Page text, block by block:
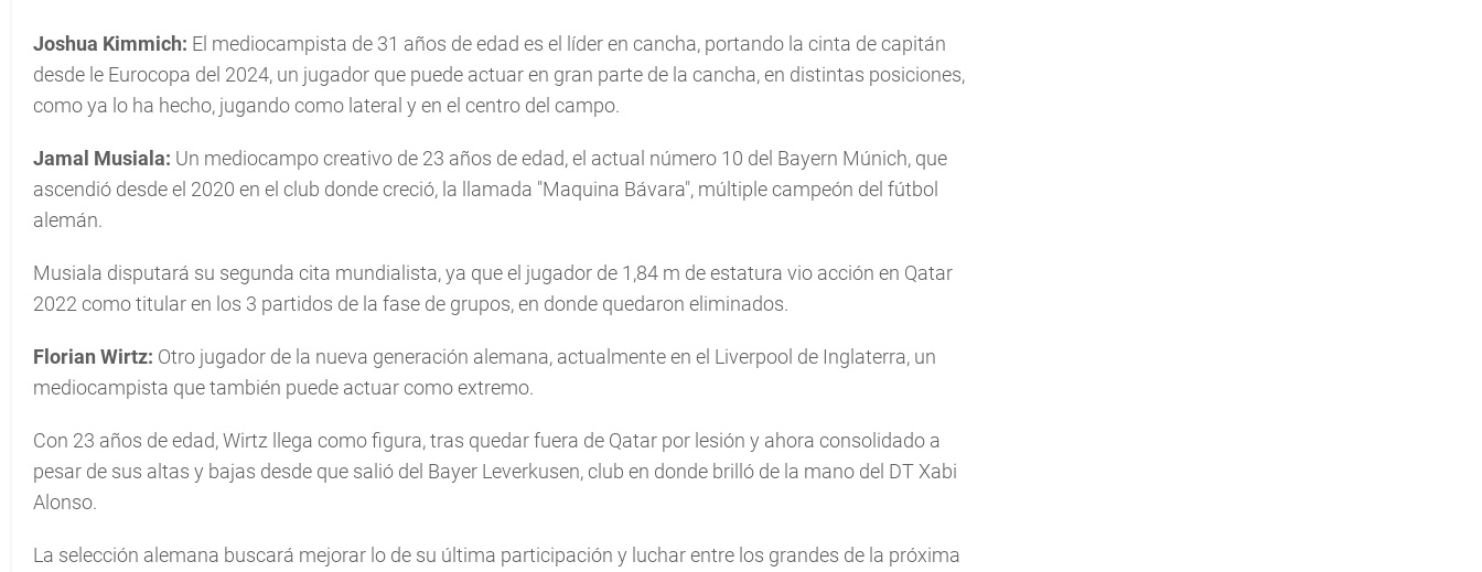
Joshua Kimmich: El mediocampista de 31 años de edad es el líder en cancha, portando la cinta de capitán
desde le Eurocopa del 2024, un jugador que puede actuar en gran parte de la cancha, en distintas posiciones,
como ya lo ha hecho, jugando como lateral y en el centro del campo.
Jamal Musiala: Un mediocampo creativo de 23 años de edad, el actual número 10 del Bayern Múnich, que
ascendió desde el 2020 en el club donde creció, la llamada "Maquina Bávara", múltiple campeón del fútbol
alemán.
Musiala disputará su segunda cita mundialista, ya que el jugador de 1,84 m de estatura vio acción en Qatar
2022 como titular en los 3 partidos de la fase de grupos, en donde quedaron eliminados.
Florian Wirtz: Otro jugador de la nueva generación alemana, actualmente en el Liverpool de Inglaterra, un
mediocampista que también puede actuar como extremo.
Con 23 años de edad, Wirtz llega como figura, tras quedar fuera de Qatar por lesión y ahora consolidado a
pesar de sus altas y bajas desde que salió del Bayer Leverkusen, club en donde brilló de la mano del DT Xabi
Alonso.
La selección alemana buscará mejorar lo de su última participación y luchar entre los grandes de la próxima